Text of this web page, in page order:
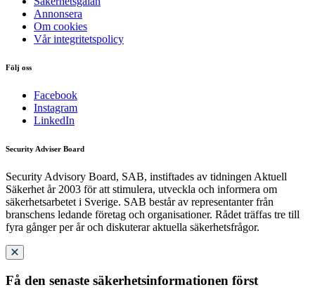
Annonsera
Om cookies
Vår integritetspolicy
Följ oss
Facebook
Instagram
LinkedIn
Security Adviser Board
Security Advisory Board, SAB, instiftades av tidningen Aktuell
Säkerhet år 2003 för att stimulera, utveckla och informera om
säkerhetsarbetet i Sverige. SAB består av representanter från
branschens ledande företag och organisationer. Rådet träffas tre till
fyra gånger per år och diskuterar aktuella säkerhetsfrågor.
Få den senaste säkerhetsinformationen först